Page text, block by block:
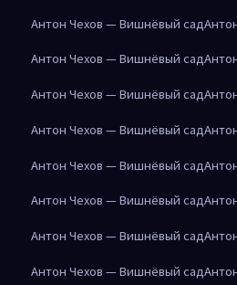
Антон Чехов — Вишнёвый сад
Антон Чехов — Вишнёвый сад
Антон Чехов — Вишнёвый сад
Антон Чехов — Вишнёвый сад
Антон Чехов — Вишнёвый сад
Антон Чехов — Вишнёвый сад
Антон Чехов — Вишнёвый сад
Антон Чехов — Вишнёвый сад